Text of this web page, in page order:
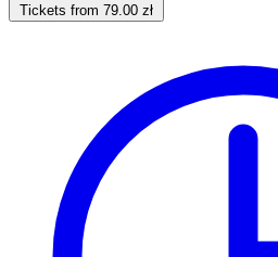
Tickets from 79.00 zł